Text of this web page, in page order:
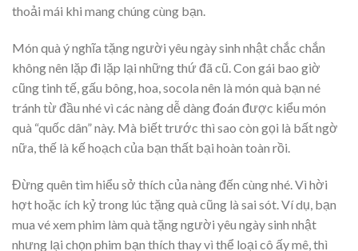
thoải mái khi mang chúng cùng bạn.
Món quà ý nghĩa tặng người yêu ngày sinh nhật chắc chắn
không nên lặp đi lặp lại những thứ đã cũ. Con gái bao giờ
cũng tinh tế, gấu bông, hoa, socola nên là món quà bạn né
tránh từ đầu nhé vì các nàng dễ dàng đoán được kiểu món
quà “quốc dân” này. Mà biết trước thì sao còn gọi là bất ngờ
nữa, thế là kế hoạch của bạn thất bại hoàn toàn rồi.
Đừng quên tìm hiểu sở thích của nàng đến cùng nhé. Vì hời
hợt hoặc ích kỷ trong lúc tặng quà cũng là sai sót. Ví dụ, bạn
mua vé xem phim làm quà tặng người yêu ngày sinh nhật
nhưng lại chọn phim bạn thích thay vì thể loại cô ấy mê, thì